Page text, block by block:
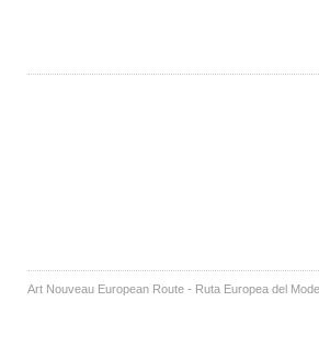
Art Nouveau European Route - Ruta Europea del